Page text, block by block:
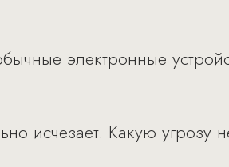
электронные
исчезает. Какую угрозу